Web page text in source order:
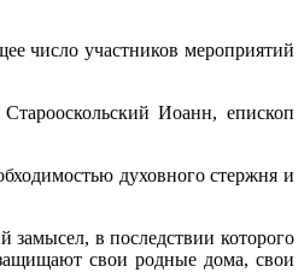
число участников мероприятий
Иоанн, епископ
духовного стержня и
замысел, в последствии которого
свои родные дома, свои